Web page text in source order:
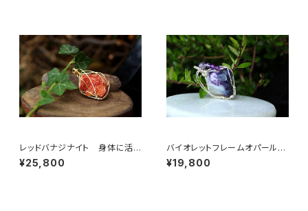
レッドバナジナイト 身体に活
力を与える 人生の荒波に打ち
勝つ
¥25,800
バイオレットフレームオパール
明確なビジョンをもたらし、ガー
ディアンエンジェルと繋げる石
¥19,800